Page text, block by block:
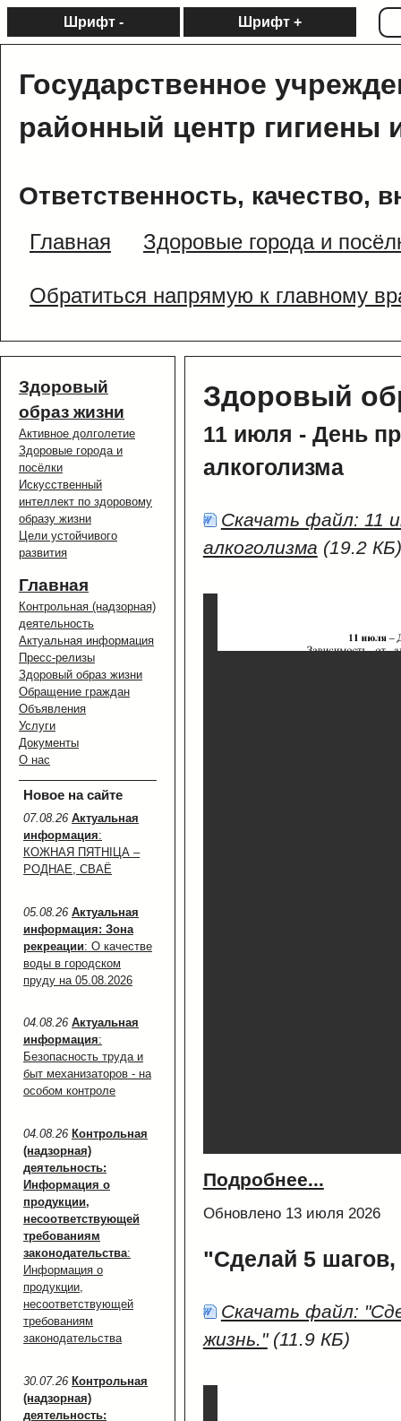
Шрифт - Шрифт +
Государственное
районный центр гигиены
Ответственность, качество,
Главная Здоровые города и
Обратиться напрямую к главному
Здоровый
образ жизни
Активное долголетие
Здоровые города и
посёлки
Искусственный
интеллект по здоровому
образу жизни
Цели устойчивого
развития
Главная
Контрольная (надзорная)
деятельность
Актуальная информация
Пресс-релизы
Здоровый образ жизни
Обращение граждан
Объявления
Услуги
Документы
О нас
Новое на сайте
07.08.26 Актуальная
информация:
КОЖНАЯ ПЯТНІЦА –
РОДНАЕ, СВАЁ
05.08.26 Актуальная
информация: Зона
рекреации: О качестве
воды в городском
пруду на 05.08.2026
04.08.26 Актуальная
информация:
Безопасность труда и
быт механизаторов - на
особом контроле
04.08.26 Контрольная
(надзорная)
деятельность:
Информация о
продукции,
несоответствующей
требованиям
законодательства:
Информация о
продукции,
несоответствующей
требованиям
законодательства
30.07.26 Контрольная
(надзорная)
деятельность:
Здоровый
11 июля - День
алкоголизма
Скачать файл: 11
алкоголизма (19.2 КБ)
Подробнее...
Обновлено 13 июля 2026
"Сделай 5
Скачать файл:
жизнь."(11.9 КБ)